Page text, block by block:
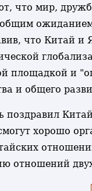
что мир,
что Китай
площадкой и
и общего
поздравил
хорошо
отношений